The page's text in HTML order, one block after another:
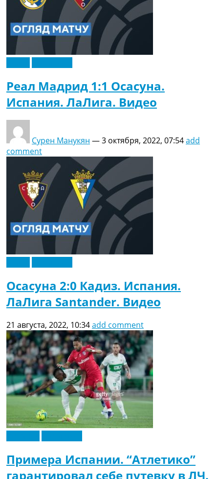
Реал Мадрид 1:1 Осасуна.
Испания. ЛаЛига. Видео
Сурен Манукян —3 октября, 2022, 07:54add
comment
Осасуна 2:0 Кадиз. Испания.
ЛаЛига Santander. Видео
21 августа, 2022, 10:34add comment
Примера Испании. “Атлетико”
гарантировал себе путевку в ЛЧ.